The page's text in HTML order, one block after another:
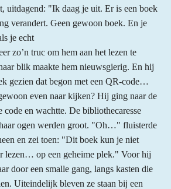
uitdagend: "Ik daag je uit. Er is een boek
verandert. Geen gewoon boek. En je
je echt
zo’n truc om hem aan het lezen te
blik maakte hem nieuwsgierig. En hij
gezien dat begon met een QR-code…
even naar kijken? Hij ging naar de
code en wachtte. De bibliothecaresse
ogen werden groot. "Oh…" fluisterde
en zei toen: "Dit boek kun je niet
lezen… op een geheime plek." Voor hij
door een smalle gang, langs kasten die
Uiteindelijk bleven ze staan bij een